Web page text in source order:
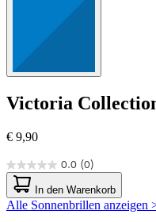
Victoria
€ 9,90
0.0 (0)
0.0
von
5
Sternen.
In den Warenkorb
Alle Sonnenbrillen anzeigen